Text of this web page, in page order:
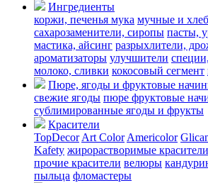
Ингредиенты
коржи, печенья мука мучные и
сахарозаменители, сиропы пасты,
мастика, айсинг разрыхлители,
ароматизаторы улучшители
молоко, сливки кокосовый сегмент
Пюре, ягоды и фруктовые
свежие ягоды пюре фруктовые
сублимированные ягоды и фрукты
Красители
TopDecor Art Color Americolor
Kafety жирорастворимые
прочие красители велюры
пыльца фломастеры